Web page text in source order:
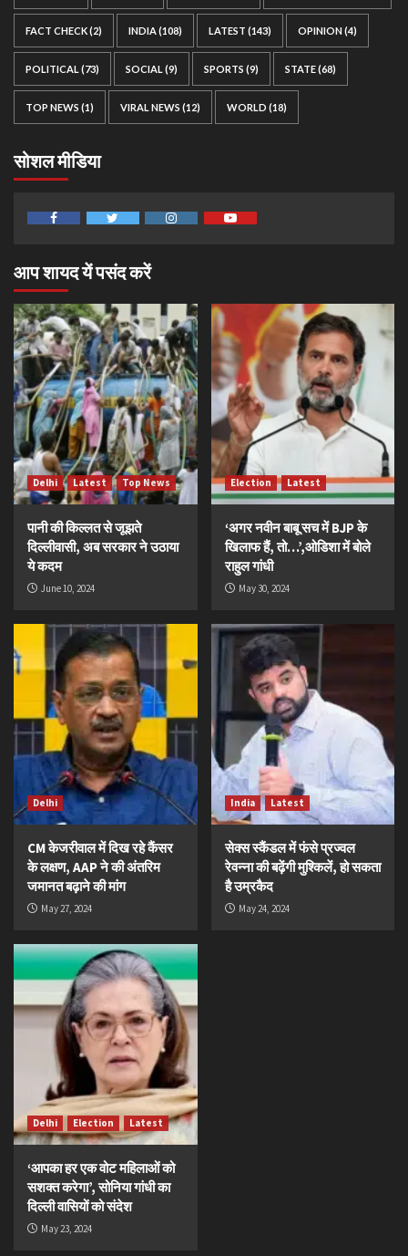
FACT CHECK(2) INDIA(108) LATEST (143) OPINION(4)
POLITICAL (73) SOCIAL (9) SPORTS (9) STATE(68)
TOP NEWS (1) VIRAL NEWS (12) WORLD (18)
सोशल मीडिया
आप शायद यें पसंद करें
Delhi Latest Top News
पानी की किल्लत से जूझते
दिल्लीवासी, अब सरकार ने उठाया
ये कदम
June 10, 2024
Election Latest
‘अगर नवीन बाबू सच में BJP के
खिलाफ हैं, तो…’,ओडिशा में बोले
राहुल गांधी
May 30, 2024
Delhi
CM केजरीवाल में दिख रहे कैंसर
के लक्षण, AAP ने की अंतरिम
जमानत बढ़ाने की मांग
May 27, 2024
India Latest
सेक्स स्कैंडल में फंसे प्रज्वल
रेवन्ना की बढ़ेंगी मुश्किलें, हो सकता
है उम्रकैद
May 24, 2024
Delhi Election Latest
‘आपका हर एक वोट महिलाओं को
सशक्त करेगा’, सोनिया गांधी का
दिल्ली वासियों को संदेश
May 23, 2024